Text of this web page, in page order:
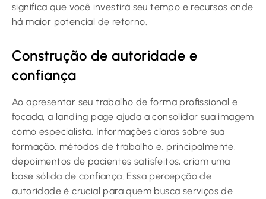
significa que você investirá seu tempo e recursos onde
há maior potencial de retorno.
Construção de autoridade e
confiança
Ao apresentar seu trabalho de forma profissional e
focada, a landing page ajuda a consolidar sua imagem
como especialista. Informações claras sobre sua
formação, métodos de trabalho e, principalmente,
depoimentos de pacientes satisfeitos, criam uma
base sólida de confiança. Essa percepção de
autoridade é crucial para quem busca serviços de